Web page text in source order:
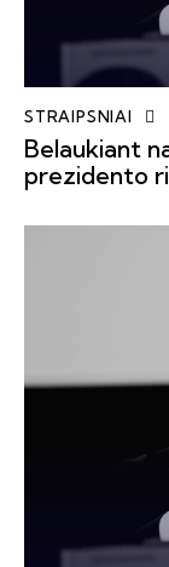
STRAIPSNIAI
Belaukiant
prezidento